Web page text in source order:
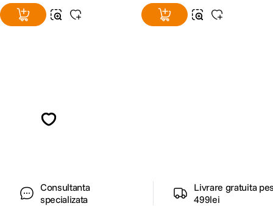
Consultanta
specializata
Livrare gratuita
499lei